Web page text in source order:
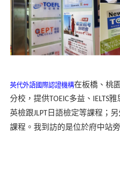
英代外語國際認證機構在板橋、桃
分校，提供 TOEIC多益、 IELTS雅
英檢跟JLPT
日語檢定等課程；
課程。我到訪的是位於府中站